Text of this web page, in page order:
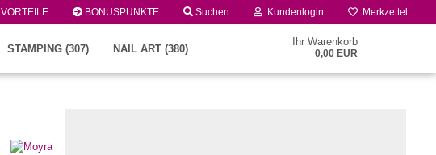
VORTEILE BONUSPUNKTE Suchen Kundenlogin Merkzettel
Ihr Warenkorb
0,00 EUR
STAMPING (307) NAIL ART (380)